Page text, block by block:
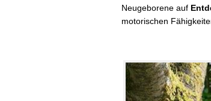
Neugeborene auf
motorischen